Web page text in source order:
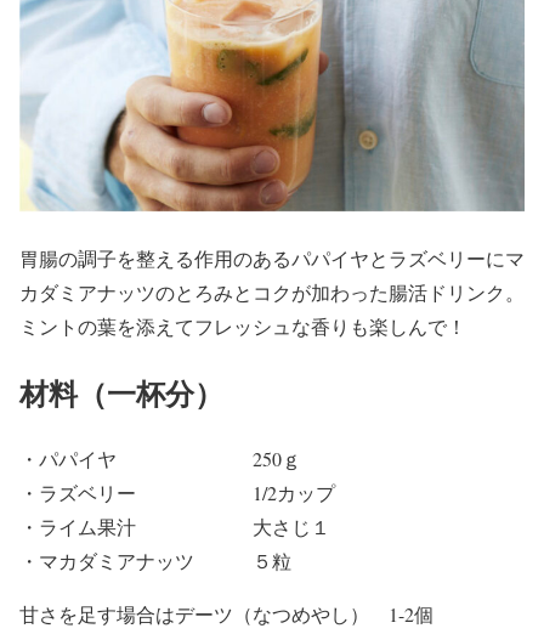
胃腸の調子を整える作用のあるパパイヤとラズベリーにマ
カダミアナッツのとろみとコクが加わった腸活ドリンク。
ミントの葉を添えてフレッシュな香りも楽しんで！
材料（一杯分）
・パパイヤ 250ｇ
・ラズベリー 1/2カップ
・ライム果汁 大さじ１
・マカダミアナッツ ５粒
甘さを足す場合はデーツ（なつめやし） 1-2個